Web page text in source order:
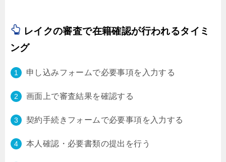
レイクの審査で在籍確認が行われるタイミ
ング
申し込みフォームで必要事項を入力する
画面上で審査結果を確認する
契約手続きフォームで必要事項を入力する
本人確認・必要書類の提出を行う